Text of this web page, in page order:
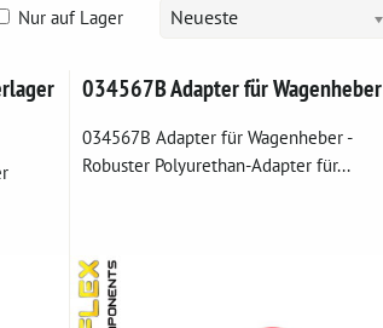
Neueste
Nur auf Lager
034567B Adapter für Wagenheber
034567B Adapter für Wagenheber -
Robuster Polyurethan-Adapter für...